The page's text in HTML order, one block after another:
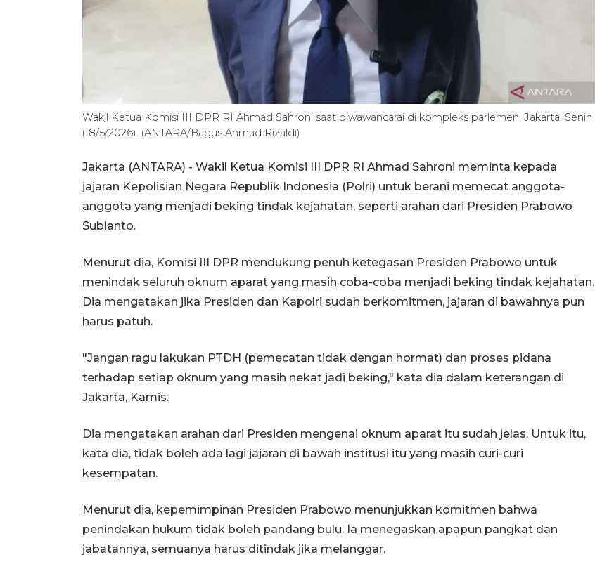
Wakil Ketua Komisi III DPR RI Ahmad Sahroni saat diwawancarai di kompleks parlemen, Jakarta, Senin
(18/5/2026). (ANTARA/Bagus Ahmad Rizaldi)
Jakarta (ANTARA) - Wakil Ketua Komisi III DPR RI Ahmad Sahroni meminta kepada
jajaran Kepolisian Negara Republik Indonesia (Polri) untuk berani memecat anggota-
anggota yang menjadi beking tindak kejahatan, seperti arahan dari Presiden Prabowo
Subianto.
Menurut dia, Komisi III DPR mendukung penuh ketegasan Presiden Prabowo untuk
menindak seluruh oknum aparat yang masih coba-coba menjadi beking tindak kejahatan.
Dia mengatakan jika Presiden dan Kapolri sudah berkomitmen, jajaran di bawahnya pun
harus patuh.
"Jangan ragu lakukan PTDH (pemecatan tidak dengan hormat) dan proses pidana
terhadap setiap oknum yang masih nekat jadi beking," kata dia dalam keterangan di
Jakarta, Kamis.
Dia mengatakan arahan dari Presiden mengenai oknum aparat itu sudah jelas. Untuk itu,
kata dia, tidak boleh ada lagi jajaran di bawah institusi itu yang masih curi-curi
kesempatan.
Menurut dia, kepemimpinan Presiden Prabowo menunjukkan komitmen bahwa
penindakan hukum tidak boleh pandang bulu. Ia menegaskan apapun pangkat dan
jabatannya, semuanya harus ditindak jika melanggar.